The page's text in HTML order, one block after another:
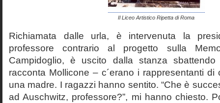
Il Liceo Artistico Ripetta di Roma
Richiamata dalle urla, è intervenuta la
professore contrario al progetto sulla
Campidoglio, è uscito dalla stanza
racconta Mollicone – c´erano i rappresentanti
una madre. I ragazzi hanno sentito. “Che è
ad Auschwitz, professore?”, mi hanno chiesto.